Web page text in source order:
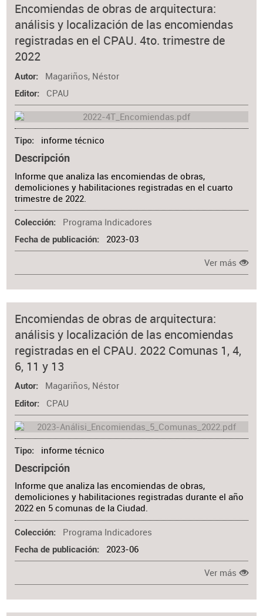
Encomiendas de obras de arquitectura:
análisis y localización de las encomiendas
registradas en el CPAU. 4to. trimestre de
2022
Autor Magariños, Néstor
Editor CPAU
Tipo informe técnico
Descripción
Informe que analiza las encomiendas de obras,
demoliciones y habilitaciones registradas en el cuarto
trimestre de 2022.
Colección Programa Indicadores
Fecha de publicación 2023-03
Ver más
Encomiendas de obras de arquitectura:
análisis y localización de las encomiendas
registradas en el CPAU. 2022 Comunas 1, 4,
6, 11 y 13
Autor Magariños, Néstor
Editor CPAU
Tipo informe técnico
Descripción
Informe que analiza las encomiendas de obras,
demoliciones y habilitaciones registradas durante el año
2022 en 5 comunas de la Ciudad.
Colección Programa Indicadores
Fecha de publicación 2023-06
Ver más